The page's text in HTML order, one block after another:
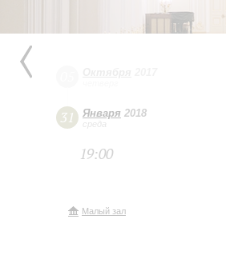
31 Января 2018
среда
19:00
Малый зал